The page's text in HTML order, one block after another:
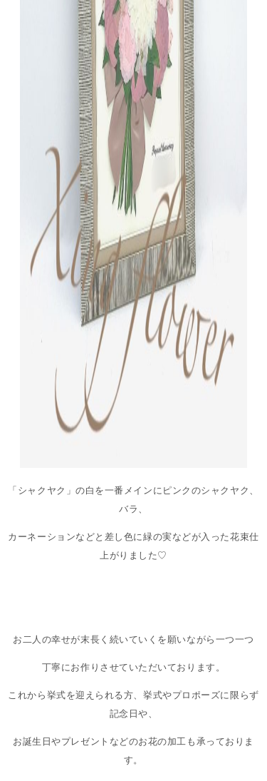
「シャクヤク」の白を一番メインにピンクのシャクヤク、
バラ、
カーネーションなどと差し色に緑の実などが入った花束仕
上がりました♡
お二人の幸せが末長く続いていくを願いながら一つ一つ
丁寧にお作りさせていただいております。
これから挙式を迎えられる方、挙式やプロポーズに限らず
記念日や、
お誕生日やプレゼントなどのお花の加工も承っておりま
す。